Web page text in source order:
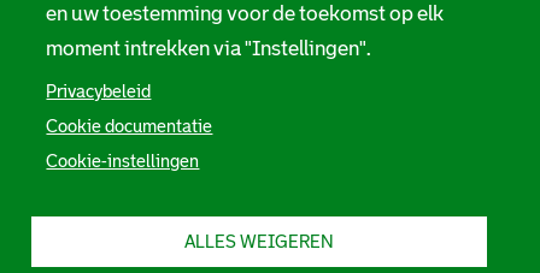
en uw toestemming voor de toekomst op elk
moment intrekken via "Instellingen".
Privacybeleid
Cookie documentatie
Cookie-instellingen
ALLES WEIGEREN